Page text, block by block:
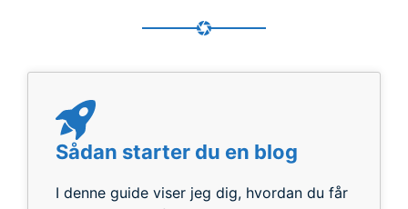
Sådan starter du en blog
I denne guide viser jeg dig, hvordan du får